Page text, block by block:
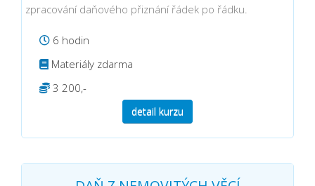
zpracování daňového přiznání řádek po řádku.
6 hodin
Materiály zdarma
3 200,-
detail kurzu